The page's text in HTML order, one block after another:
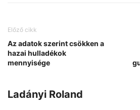
Előző cikk
Az adatok szerint csökken a
hazai hulladékok
mennyisége
Ladányi Roland